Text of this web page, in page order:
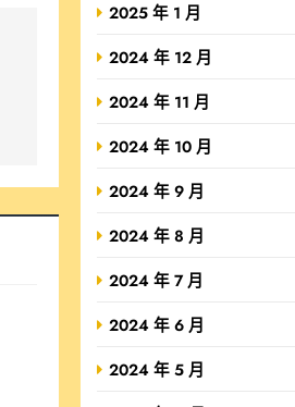
2025 年 1 月
2024 年 12 月
2024 年 11 月
2024 年 10 月
2024 年 9 月
2024 年 8 月
2024 年 7 月
2024 年 6 月
2024 年 5 月